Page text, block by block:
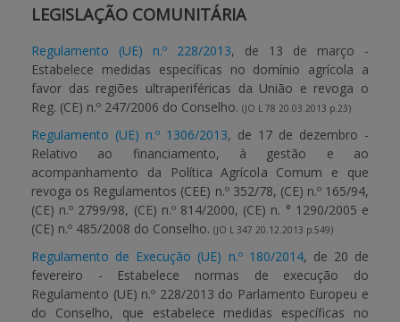
PAYMENTS
BENEFICIARY SUPPORT
Login / Register
LEGISLAÇÃO COMUNITÁRIA
Regulamento (UE) n.º 228/2013, de 13 de março -
Estabelece medidas específicas no domínio agrícola a
favor das regiões ultraperiféricas da União e revoga o
Reg. (CE) n.º 247/2006 do Conselho. (JO L 78 20.03.2013 p.23)
Regulamento (UE) n.º 1306/2013, de 17 de dezembro -
Relativo ao financiamento, à gestão e ao
acompanhamento da Política Agrícola Comum e que
revoga os Regulamentos (CEE) n.º 352/78, (CE) n.º 165/94,
(CE) n.º 2799/98, (CE) n.º 814/2000, (CE) n. ° 1290/2005 e
(CE) n.º 485/2008 do Conselho. (JO L 347 20.12.2013 p.549)
Regulamento de Execução (UE) n.º 180/2014, de 20 de
fevereiro - Estabelece normas de execução do
Regulamento (UE) n.º 228/2013 do Parlamento Europeu e
do Conselho, que estabelece medidas específicas no